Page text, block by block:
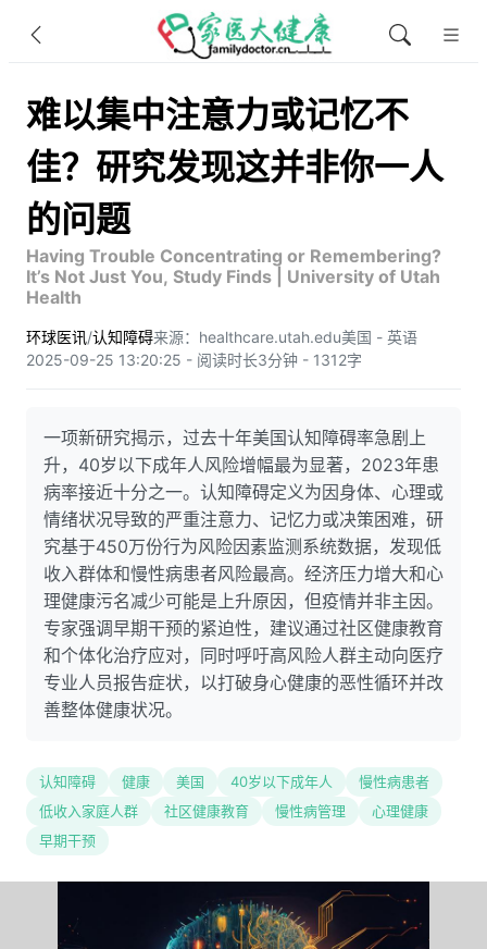
难以集中注意力或记忆不
佳？研究发现这并非你一人
的问题
Having Trouble Concentrating or Remembering?
It’s Not Just You, Study Finds | University of Utah
Health
环球医讯/认知障碍来源：healthcare.utah.edu美国 - 英语
2025-09-25 13:20:25 - 阅读时长3分钟 - 1312字
一项新研究揭示，过去十年美国认知障碍率急剧上
升，40岁以下成年人风险增幅最为显著，2023年患
病率接近十分之一。认知障碍定义为因身体、心理或
情绪状况导致的严重注意力、记忆力或决策困难，研
究基于450万份行为风险因素监测系统数据，发现低
收入群体和慢性病患者风险最高。经济压力增大和心
理健康污名减少可能是上升原因，但疫情并非主因。
专家强调早期干预的紧迫性，建议通过社区健康教育
和个体化治疗应对，同时呼吁高风险人群主动向医疗
专业人员报告症状，以打破身心健康的恶性循环并改
善整体健康状况。
认知障碍 健康 美国 40岁以下成年人
慢性病患者
低收入家庭人群
社区健康教育 慢性病管理
心理健康
早期干预